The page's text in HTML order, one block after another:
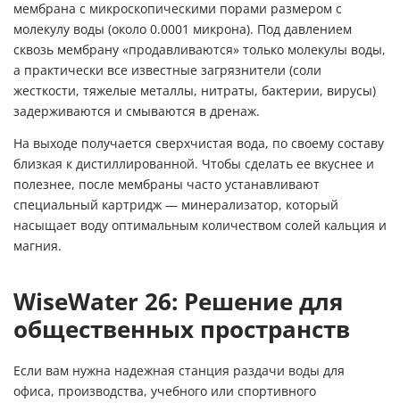
мембрана с микроскопическими порами размером с
молекулу воды (около 0.0001 микрона). Под давлением
сквозь мембрану «продавливаются» только молекулы воды,
а практически все известные загрязнители (соли
жесткости, тяжелые металлы, нитраты, бактерии, вирусы)
задерживаются и смываются в дренаж.
На выходе получается сверхчистая вода, по своему составу
близкая к дистиллированной. Чтобы сделать ее вкуснее и
полезнее, после мембраны часто устанавливают
специальный картридж — минерализатор, который
насыщает воду оптимальным количеством солей кальция и
магния.
WiseWater 26: Решение для
общественных пространств
Если вам нужна надежная станция раздачи воды для
офиса, производства, учебного или спортивного